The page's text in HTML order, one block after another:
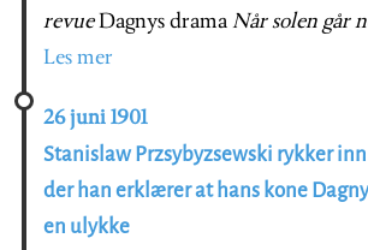
revueDagnys drama Når solen går
Les mer
26 juni 1901
Stanislaw Przsybyzsewski rykker
der han erklærer at hans kone
en ulykke